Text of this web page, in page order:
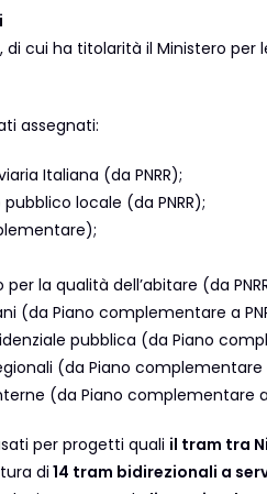
, di cui ha titolarità il Ministero
assegnati:
Italiana (da PNRR);
locale (da PNRR);
la qualità dell’abitare (da
(da Piano complementare a
pubblica (da Piano
(da Piano complementare
(da Piano complementare a
per progetti quali il tram tra
di 14 tram bidirezionali a